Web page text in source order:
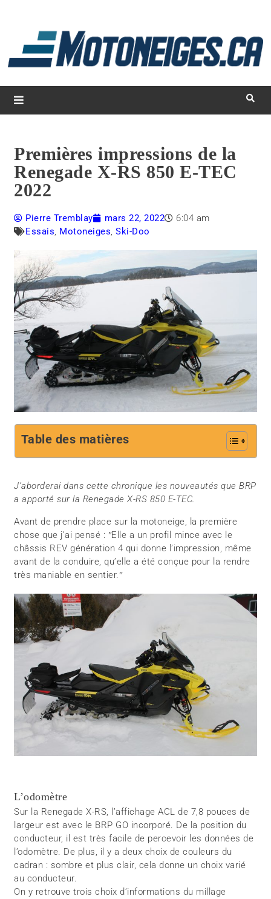
Magazine Motoneiges.ca
Premières impressions de la
Renegade X-RS 850 E-TEC
2022
Pierre Tremblay mars 22, 2022
6:04 am
Essais, Motoneiges,Ski-Doo
Table des matières
J’aborderai dans cette chronique les nouveautés que BRP
a apporté sur la Renegade X-RS 850 E-TEC.
Avant de prendre place sur la motoneige, la première
chose que j’ai pensé : ʺElle a un profil mince avec le
châssis REV génération 4 qui donne l’impression, même
avant de la conduire, qu’elle a été conçue pour la rendre
très maniable en sentier.ʺ
L’odomètre
Sur la Renegade X-RS, l’affichage ACL de 7,8 pouces de
largeur est avec le BRP GO incorporé. De la position du
conducteur, il est très facile de percevoir les données de
l’odomètre. De plus, il y a deux choix de couleurs du
cadran : sombre et plus clair, cela donne un choix varié
au conducteur.
On y retrouve trois choix d’informations du millage